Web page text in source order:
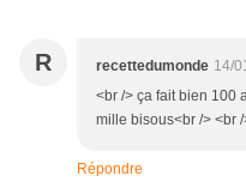
R recettedumonde 14/
<br /> ça fait bien 100
mille bisous<br /> <br /
Répondre